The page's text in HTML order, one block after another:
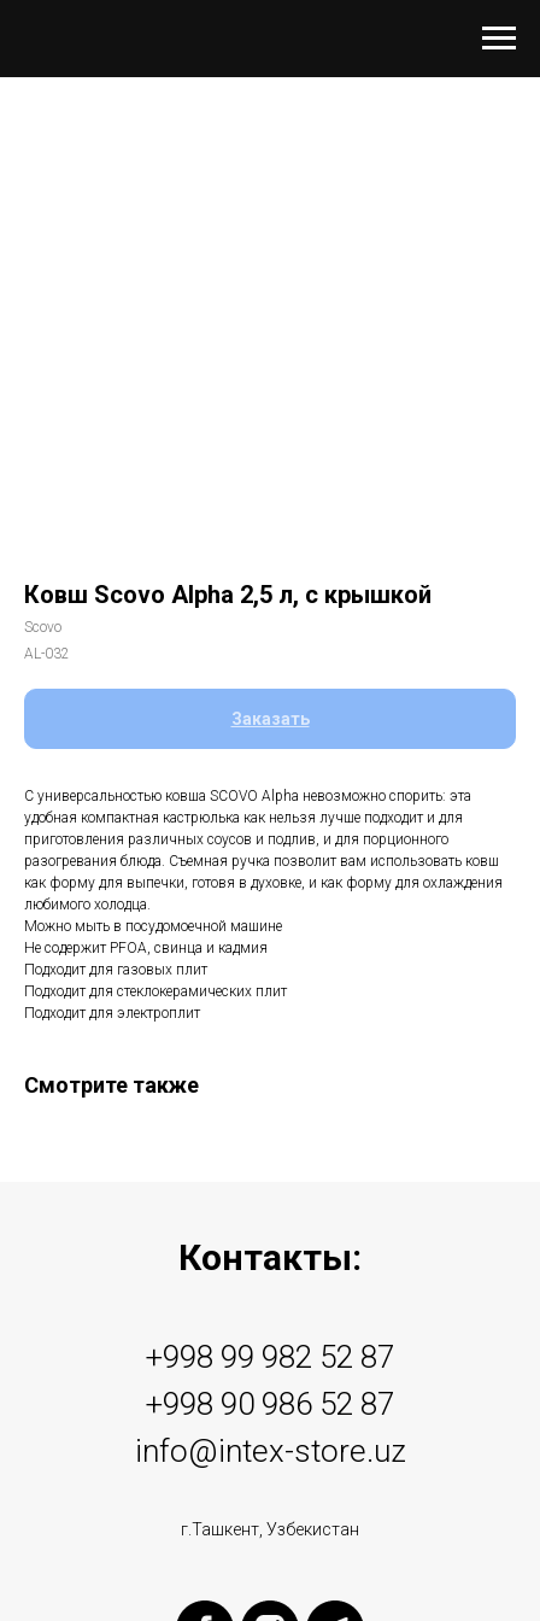
Ковш Scovo Alpha 2,5 л, с крышкой
Scovo
AL-032
Заказать
С универсальностью ковша SCOVO Alpha невозможно спорить: эта
удобная компактная кастрюлька как нельзя лучше подходит и для
приготовления различных соусов и подлив, и для порционного
разогревания блюда. Съемная ручка позволит вам использовать ковш
как форму для выпечки, готовя в духовке, и как форму для охлаждения
любимого холодца.
Можно мыть в посудомоечной машине
Не содержит PFOA, свинца и кадмия
Подходит для газовых плит
Подходит для стеклокерамических плит
Подходит для электроплит
Смотрите также
Контакты:
+998 99 982 52 87
+998 90 986 52 87
info@intex-store.uz
г.Ташкент, Узбекистан